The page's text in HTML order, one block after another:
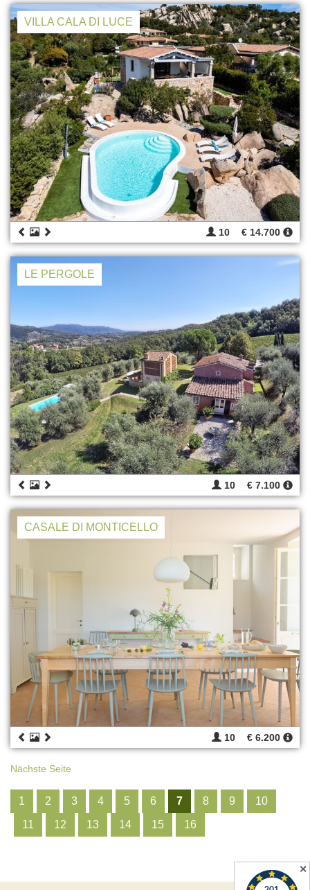
VILLA CALA DI LUCE
10 € 14.700
LE PERGOLE
10 € 7.100
CASALE DI MONTICELLO
10 € 6.200
Nächste Seite
1 2 3 4 5 6 7 8 9
10
11
12 13 14 15 16
✕